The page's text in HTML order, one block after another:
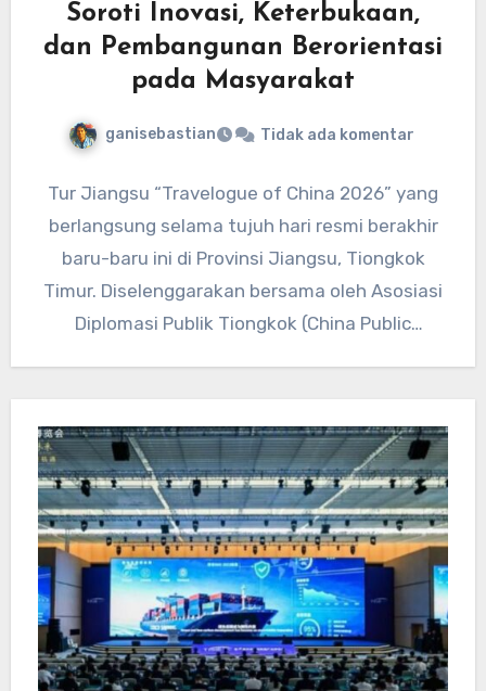
Soroti Inovasi, Keterbukaan,
dan Pembangunan Berorientasi
pada Masyarakat
ganisebastian Tidak ada komentar
Tur Jiangsu “Travelogue of China 2026” yang
berlangsung selama tujuh hari resmi berakhir
baru-baru ini di Provinsi Jiangsu, Tiongkok
Timur. Diselenggarakan bersama oleh Asosiasi
Diplomasi Publik Tiongkok (China Public